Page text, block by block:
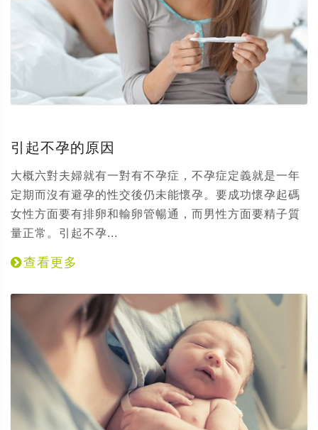
引起不孕的原因
大概六對夫婦就有一對有不孕症，不孕症定義就是一年
定期而沒有避孕的性交後仍未能懷孕。要成功懷孕起碼
女性方面要有排卵和輸卵管暢通，而男性方面要精子質
量正常。引起不孕...
查看更多